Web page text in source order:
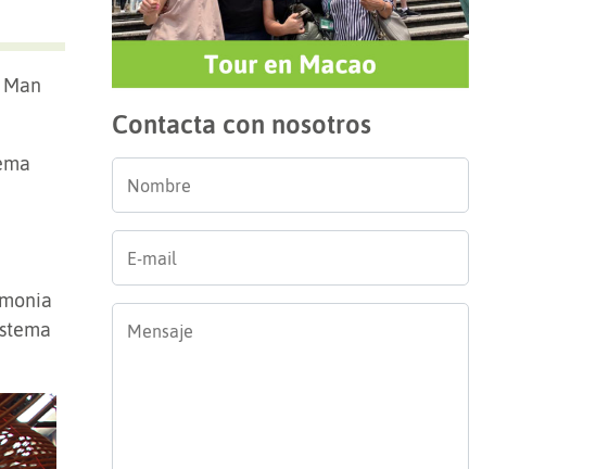
Contacta con nosotros
mail *